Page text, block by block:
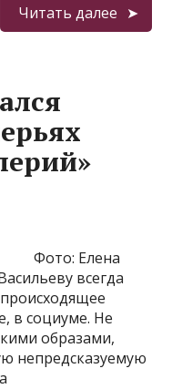
Читать далее
Фото: Елена
всегда
в социуме. Не
образами,
непредсказуемую